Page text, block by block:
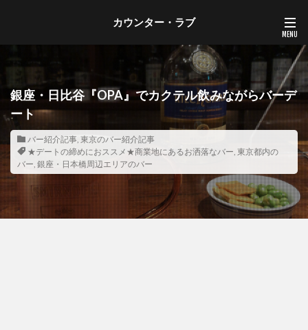
カウンター・ラブ
銀座・日比谷『OPA』でカクテル飲みながらバーデ
ート
バー紹介記事, 東京のバー紹介記事
★デートの締めにおススメ★商業地にあるお洒落なバー, 東京都内の
バー, 銀座・日本橋周辺エリアのバー